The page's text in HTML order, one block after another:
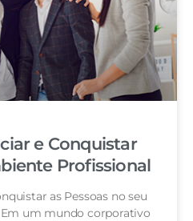
e Conquistar
Profissional
as Pessoas no seu
um mundo corporativo